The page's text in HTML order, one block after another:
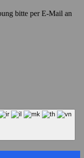
bitte per E-Mail an